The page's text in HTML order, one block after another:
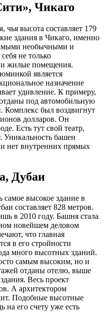
Чикаго
чья высота составляет 179
здания в Чикаго, именно
необычными и
не только
жилые помещения.
является
назначение
удивление. К примеру,
под автомобильную
Комплекс был воздвигнут
долларов. Он
Есть тут свой театр,
Уникальность башен
нет внутренних прямых
Дубаи
самое высокое здание в
составляет 828 метров.
в 2010 году. Башня стала
новейшем деловом
что главная
в его стройности
много высотных зданий.
самым высоким, но и
отданы отелю, выше
Весь проект
А архитектором
Подобные высотные
на его счету уже есть